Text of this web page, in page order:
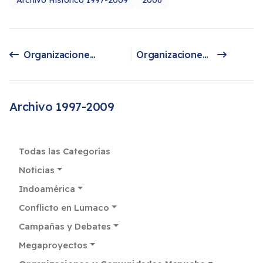
Organizaciones en Europa y Norteamérica lanzan campaña internacional por presos mapuches; FvriLofChe, PuelMapu (BARILOCHE, ARGENTINA)
Artículo siguiente: Organizaciones en Europa y Norteamérica lanzan campaña internacional por presos mapuches AMSTERDAM, HOLANDA
Organizaciones en Europa y Norteamérica lanzan campaña internacional por presos mapuches AMSTERDAM, HOLANDA
Archivo 1997-2009
Todas las Categorías
Noticias
Indoamérica
Conflicto en Lumaco
Campañas y Debates
Megaproyectos